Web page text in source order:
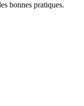
bonnes pratiques.